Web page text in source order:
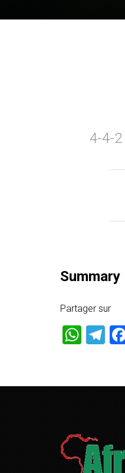
4-4-2
Summary
Partager sur